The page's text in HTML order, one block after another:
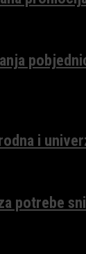
i
potrebe